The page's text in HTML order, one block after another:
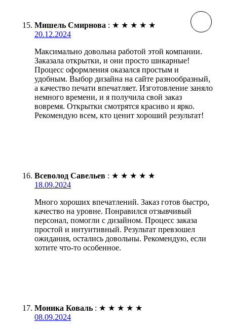
Мишель Смирнова : ★ ★ ★ ★ ★
20.12.2024
Максимально довольна работой этой компании.
Заказала открытки, и они просто шикарные!
Процесс оформления оказался простым и
удобным. Выбор дизайна на сайте разнообразный,
а качество печати впечатляет. Изготовление заняло
немного времени, и я получила свой заказ
вовремя. Открытки смотрятся красиво и ярко.
Рекомендую всем, кто ценит хороший результат!
Всеволод Савельев : ★ ★ ★ ★ ★
18.09.2024
Много хороших впечатлений. Заказ готов быстро,
качество на уровне. Понравился отзывчивый
персонал, помогли с дизайном. Процесс заказа
простой и интуитивный. Результат превзошел
ожидания, остались довольны. Рекомендую, если
хотите что-то особенное.
Моника Коваль : ★ ★ ★ ★ ★
08.09.2024